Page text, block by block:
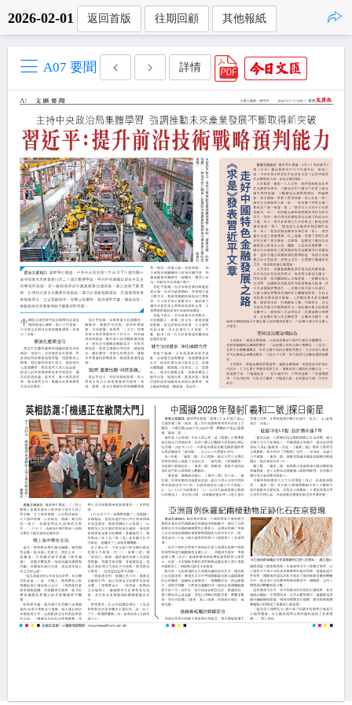
2026-02-01 返回首版 往期回顧 其他報紙
A07 要聞 詳情